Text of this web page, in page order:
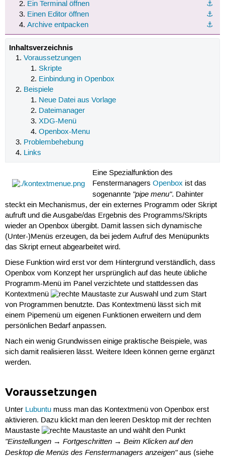
⚓︎
Ein Terminal öffnen
⚓︎
Einen Editor öffnen
⚓︎
Archive entpacken
Inhaltsverzeichnis
Voraussetzungen
Skripte
Einbindung in Openbox
Beispiele
Neue Datei aus Vorlage
Dateimanager
XDG-Menü
Openbox-Menu
Problembehebung
Links
Eine Spezialfunktion des
FenstermanagersOpenbox ist das
sogenannte "pipe menu". Dahinter
steckt ein Mechanismus, der ein externes Programm oder Skript
aufruft und die Ausgabe/das Ergebnis des Programms/Skripts
wieder an Openbox übergibt. Damit lassen sich dynamische
(Unter-)Menüs erzeugen, da bei jedem Aufruf des Menüpunkts
das Skript erneut abgearbeitet wird.
Diese Funktion wird erst vor dem Hintergrund verständlich, dass
Openbox vom Konzept her ursprünglich auf das heute übliche
Programm-Menü im Panel verzichtete und stattdessen das
Kontextmenü
zur Auswahl und zum Start
von Programmen benutzte. Das Kontextmenü lässt sich mit
einem Pipemenü um eigenen Funktionen erweitern und dem
persönlichen Bedarf anpassen.
Nach ein wenig Grundwissen einige praktische Beispiele, was
sich damit realisieren lässt. Weitere Ideen können gerne ergänzt
werden.
Voraussetzungen
Unter Lubuntumuss man das Kontextmenü von Openbox erst
aktivieren. Dazu klickt man den leeren Desktop mit der rechten
Maustaste
an und wählt den Punkt
"Einstellungen → Fortgeschritten → Beim Klicken auf den
Desktop die Menüs des Fenstermanagers anzeigen"aus (siehe